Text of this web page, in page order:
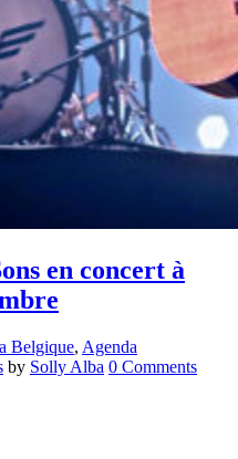
en concert à
Belgique, Agenda
by Solly Alba 0 Comments